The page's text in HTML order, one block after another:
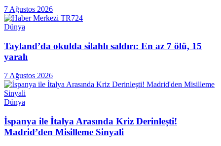
7 Ağustos 2026
Dünya
Tayland’da okulda silahlı saldırı: En az 7 ölü, 15
yaralı
7 Ağustos 2026
Dünya
İspanya ile İtalya Arasında Kriz Derinleşti!
Madrid’den Misilleme Sinyali